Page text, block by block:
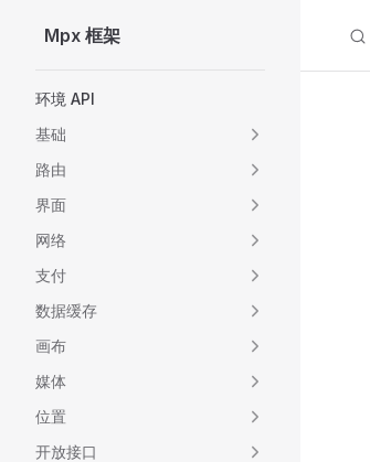
Skip to content
Mpx 框架
环境 API
基础
路由
界面
网络
支付
数据缓存
画布
媒体
位置
开放接口